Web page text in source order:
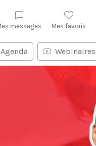
messages Mes favoris
Agenda Webinaires